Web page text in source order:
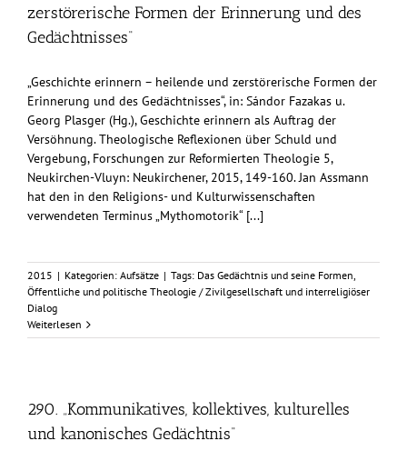
zerstörerische Formen der Erinnerung und des
Gedächtnisses“
„Geschichte erinnern – heilende und zerstörerische Formen der
Erinnerung und des Gedächtnisses“, in: Sándor Fazakas u.
Georg Plasger (Hg.), Geschichte erinnern als Auftrag der
Versöhnung. Theologische Reflexionen über Schuld und
Vergebung, Forschungen zur Reformierten Theologie 5,
Neukirchen-Vluyn: Neukirchener, 2015, 149-160. Jan Assmann
hat den in den Religions- und Kulturwissenschaften
verwendeten Terminus „Mythomotorik“ [...]
2015 | Kategorien: Aufsätze | Tags: Das Gedächtnis und seine Formen,
Öffentliche und politische Theologie / Zivilgesellschaft und interreligiöser
Dialog
Weiterlesen
290. „Kommunikatives, kollektives, kulturelles
und kanonisches Gedächtnis“